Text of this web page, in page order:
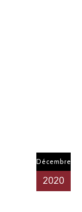
Décembre
2020